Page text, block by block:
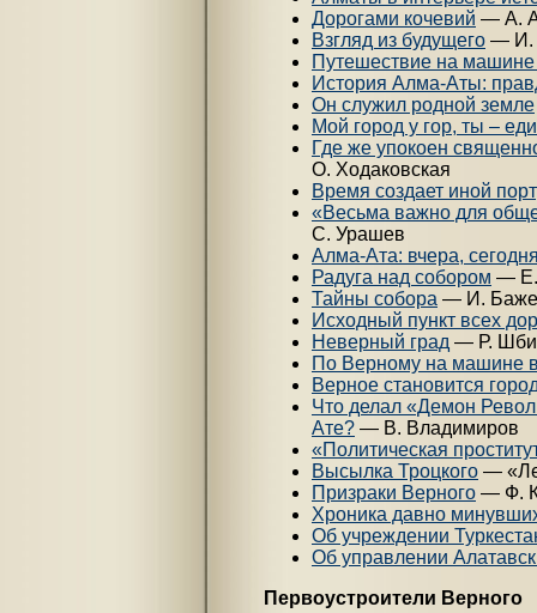
Дорогами кочевий — А.
Взгляд из будущего — И.
Путешествие на
История Алма-Аты:
Он служил родной земле
Мой город у гор, ты –
Где же упокоен
О. Ходаковская
Время создает иной
«Весьма важно для
С. Урашев
Алма-Ата: вчера,
Радуга над собором — Е.
Тайны собора — И.
Исходный пункт всех
Неверный град — Р.
По Верному на машине
Верное становится
Что делал «Демон
Ате? — В. Владимиров
«Политическая
Высылка Троцкого —
Призраки Верного — Ф.
Хроника давно
Об учреждении
Об управлении
Первоустроители Верного